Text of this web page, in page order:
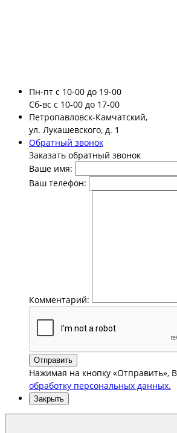
Пн-пт с 10-00 до 19-00
Сб-вс с 10-00 до 17-00
Петропавловск-Камчатский,
ул. Лукашевского, д. 1
Обратный звонок
Заказать обратный звонок
Ваше имя:
Ваш телефон:
Комментарий:
Отправить
Нажимая на кнопку «Отправить»,
обработку персональных данных.
Закрыть